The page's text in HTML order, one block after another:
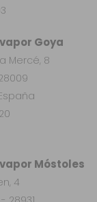
Móstoles
4
Goya
Mercé, 8